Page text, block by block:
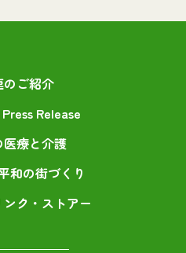
のご紹介
Release
療と介護
和の街づくり
ク・ストアー